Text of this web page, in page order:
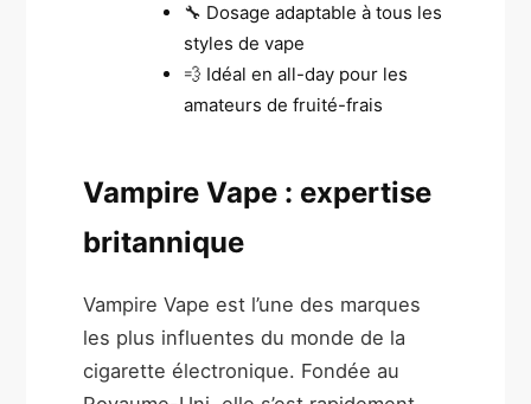
🔧 Dosage adaptable à tous les
styles de vape
💨 Idéal en all-day pour les
amateurs de fruité-frais
Vampire Vape : expertise
britannique
Vampire Vape est l’une des marques
les plus influentes du monde de la
cigarette électronique. Fondée au